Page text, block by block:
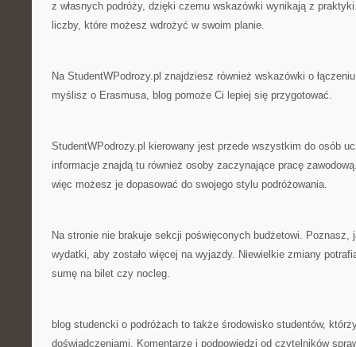
z własnych podróży, dzięki czemu wskazówki wynikają z
liczby, które możesz wdrożyć w swoim planie.
Na StudentWPodrozy.pl znajdziesz również wskazówki o
myślisz o Erasmusa, blog pomoże Ci lepiej się przygotować.
StudentWPodrozy.pl kierowany jest przede wszystkim do osób
informacje znajdą tu również osoby zaczynające pracę
więc możesz je dopasować do swojego stylu podróżowania.
Na stronie nie brakuje sekcji poświęconych budżetowi. Poznasz,
wydatki, aby zostało więcej na wyjazdy. Niewielkie zmiany
sumę na bilet czy nocleg.
blog studencki o podróżach to także środowisko studentów,
doświadczeniami. Komentarze i podpowiedzi od czytelników